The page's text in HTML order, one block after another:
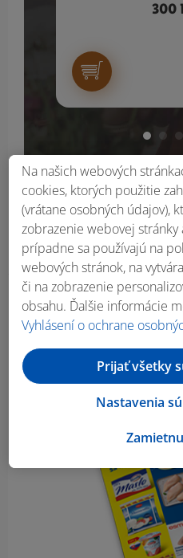
300
Obsah bočného
Na našich webových
cookies, ktorých použitie
(vrátane osobných údajov),
zobrazenie webovej stránky
prípadne sa používajú na
webových stránok, na
či na zobrazenie
obsahu. Ďalšie informácie
Vyhlásení o ochrane
Nastavenia
Prijať všetky